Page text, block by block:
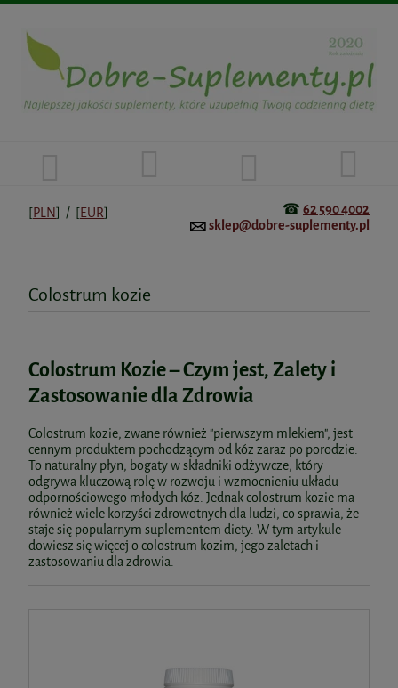
[PLN] / [EUR] ☎ 62 590 4002
sklep@dobre-suplementy.pl
Colostrum kozie
Colostrum Kozie – Czym jest, Zalety i
Zastosowanie dla Zdrowia
Colostrum kozie, zwane również "pierwszym mlekiem", jest
cennym produktem pochodzącym od kóz zaraz po porodzie.
To naturalny płyn, bogaty w składniki odżywcze, który
odgrywa kluczową rolę w rozwoju i wzmocnieniu układu
odpornościowego młodych kóz. Jednak colostrum kozie ma
również wiele korzyści zdrowotnych dla ludzi, co sprawia, że
staje się popularnym suplementem diety. W tym artykule
dowiesz się więcej o colostrum kozim, jego zaletach i
zastosowaniu dla zdrowia.